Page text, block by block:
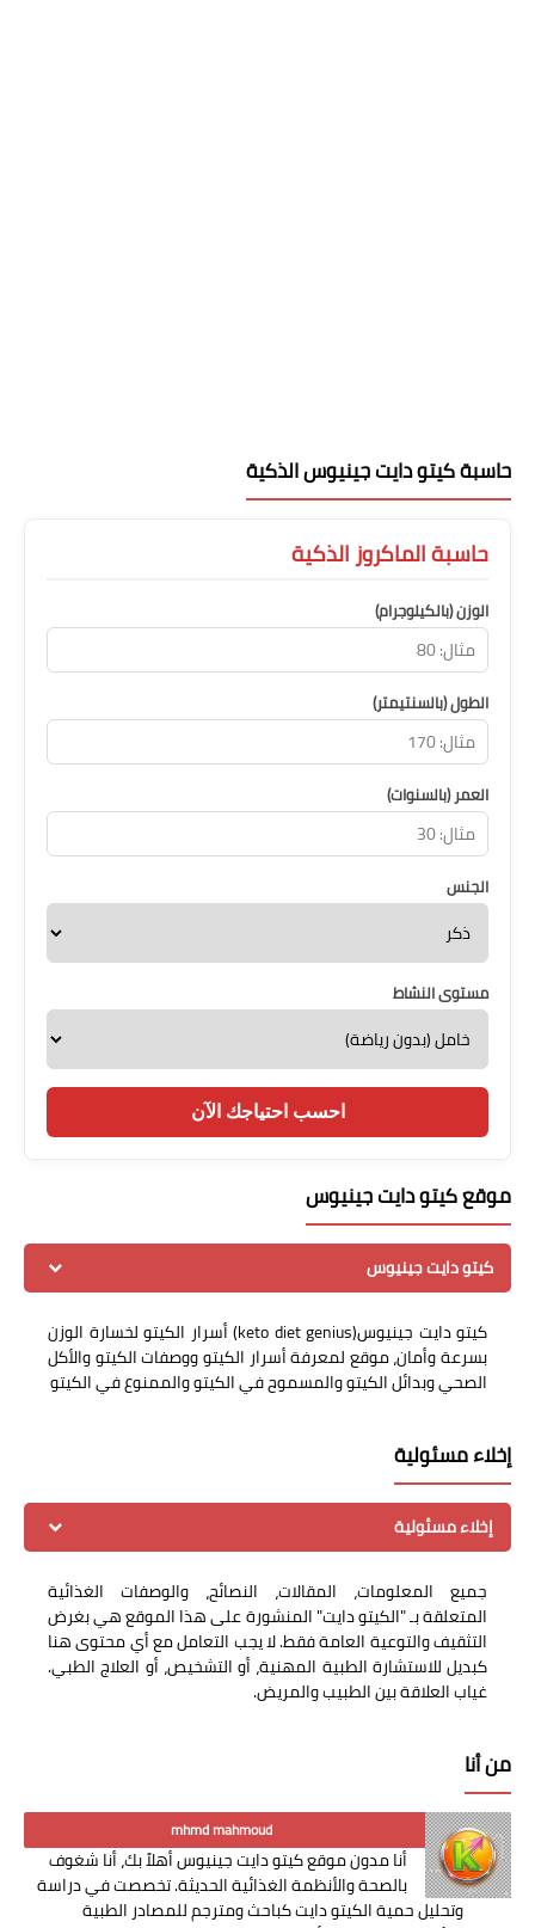
حاسبة كيتو دايت جينيوس الذكية
حاسبة الماكروز الذكية
الوزن (بالكيلوجرام)
الطول (بالسنتيمتر)
العمر (بالسنوات)
الجنس
مستوى النشاط
احسب احتياجك الآن
موقع كيتو دايت جينيوس
كيتو دايت جينيوس
كيتو دايت جينيوس(keto diet genius) أسرار الكيتو لخسارة الوزن
بسرعة وأمان، موقع لمعرفة أسرار الكيتو ووصفات الكيتو والأكل
الصحي وبدائل الكيتو والمسموح في الكيتو والممنوع في الكيتو
إخلاء مسئولية
إخلاء مسئولية
جميع المعلومات، المقالات، النصائح، والوصفات الغذائية
المتعلقة بـ "الكيتو دايت" المنشورة على هذا الموقع هي بغرض
التثقيف والتوعية العامة فقط. لا يجب التعامل مع أي محتوى هنا
كبديل للاستشارة الطبية المهنية، أو التشخيص، أو العلاج الطبي.
غياب العلاقة بين الطبيب والمريض.
من أنا
mhmd mahmoud
أنا مدون موقع كيتو دايت جينيوس أهلاً بك، أنا شغوف
بالصحة والأنظمة الغذائية الحديثة. تخصصت في دراسة
وتحليل حمية الكيتو دايت كباحث ومترجم للمصادر الطبية